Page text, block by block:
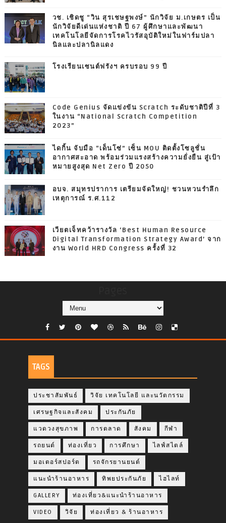
วช. เชิดชู “วิน สุรเชษฐพงษ์” นักวิจัย ม.เกษตร เป็น
นักวิจัยดีเด่นแห่งชาติ ปี 67 ผู้ศึกษาและพัฒนา
เทคโนโลยีจัดการโรคไวรัสอุบัติใหม่ในฟาร์มปลา
นิลและปลานิลแดง
โรงเรียนเซนต์ฟรังฯ ครบรอบ 99 ปี
Code Genius จัดแข่งขัน Scratch ระดับชาติปีที่ 3
ในงาน “National Scratch Competition
2023”
ไดกิ้น จับมือ “เด็นโซ่” เซ็น MOU ติดตั้งโซลูชั่น
อากาศสะอาด พร้อมร่วมแรงสร้างความยั่งยืน สู่เป้า
หมายสูงสุด Net Zero ปี 2050
อบจ. สมุทรปราการ เตรียมจัดใหญ่! ชวนหวนรำลึก
เหตุการณ์ ร.ศ.112
เวียตเจ็ทคว้ารางวัล ‘Best Human Resource
Digital Transformation Strategy Award’ จาก
งาน World HRD Congress ครั้งที่ 32
TAGS
ประชาสัมพันธ์ วิจัย เทคโนโลยี และนวัตกรรม
เศรษฐกิจและสังคม ประกันภัย
แวดวงสุขภาพ การตลาด สังคม กีฬา
รถยนต์ ท่องเที่ยว การศึกษา ไลฟ์สไตล์
มอเตอร์สปอร์ต รถจักรยานยนต์
แนะนำร้านอาหาร ทิพยประกันภัย ไฮไลท์
GALLERY ท่องเที่ยว&แนะนำร้านอาหาร
VIDEO วิจัย ท่องเที่ยว & ร้านอาหาร